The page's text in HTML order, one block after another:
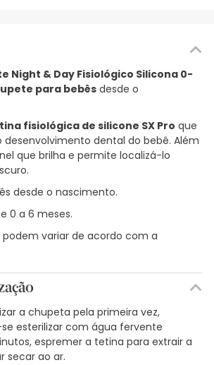
Night & Day Fisiológico Silicona 0-
para bebês desde o
fisiológica de silicone SX Pro que
desenvolvimento dental do bebê. Além
que brilha e permite localizá-lo
desde o nascimento.
0 a 6 meses.
podem variar de acordo com a
a chupeta pela primeira vez,
esterilizar com água fervente
espremer a tetina para extrair a
secar ao ar.